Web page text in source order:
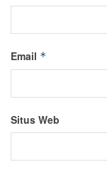
Email *
Situs Web